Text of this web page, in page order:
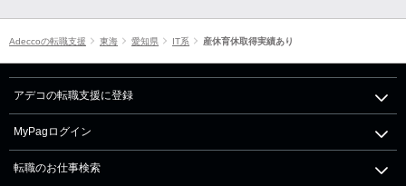
Adeccoの転職支援 東海 愛知県 IT系 産休育休取得実績あり
アデコの転職支援に登録
MyPagログイン
転職のお仕事検索